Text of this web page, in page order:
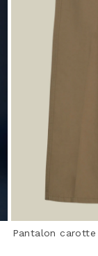
Pantalon